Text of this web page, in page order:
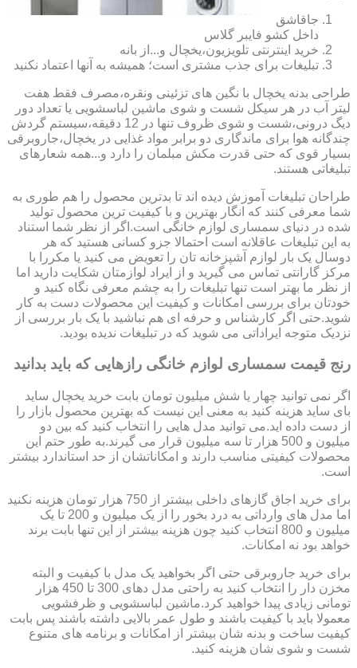
جاقاشق
داخل کشو فایبر گلاس
خرید اینترنتی تلویزیون،یخچال و...از بانه
تبلیغات برای جذب مشتری است؛ همیشه به آنها اعتماد نکنید
طراحی بدنه یخچال با نگین های تزئینی ونقره،مصرف فقط هفت
لیتر آب در هر سیکل شست و شوی ماشین لباسشویی یا تعداد دور
دیگ درونی،شست و شوی ظروف تنها در 12 دقیقه،سیستم گردش
چندگانه هوا برای ماندگاری دو برابر مواد غذایی در یخچال،جاروبرقی
بسیار قوی که حتی قدرت مکش مبلمان را دارد و...همه شعارهای
تبلیغاتی هستند.
طراحان تبلیغات آموزش دیده اند تا بدترین محصول را هم طوری به
شما معرفی کنند که انگار بهترین و با کیفیت ترین محصول تولید
شده در دنیای سمساری لوازم خانگی است.اگر از نظر شما استناد
به این تبلیغات عاقلانه است احتمالا جزو کسانی هستید که هر
دوسال یک بار لوازم آشپزخانه تان را تعویض می کنید یا مکررا با
مرکز گارانتی تماس می گیرید و از ایراد لوازمتان شکایت دارید اما
از نظر ما بهتر است تنها تبلیغات را به چشم معرفی نگاه کنید و
خودتان برای بررسی امکانات و کیفیت این محصولات دست به کار
شوید.حتی اگر کارشناس و حرفه ای هم نباشید با یک بار بررسی از
نزدیک متوجه ایراداتی می شوید که در تبلیغات ندیده بودید.
رنج قیمت سمساری لوازم خانگی رازهایی که باید بدانید
اگر نمی توانید چهار یا شش میلیون تومان بابت خرید یخچال ساید
بای ساید هزینه کنید به معنی این نیست که بهترین محصول بازار را
از دست داده اید.می توانید مدل هایی را انتخاب کنید که بین دو
میلیون و 500 هزار تا سه میلیون قرار می گیرند.به طور حتم این
محصولات کیفیتی مناسب دارند و امکاناتشان از حد استاندارد بیشتر
است.
برای خرید اجاق گازهای داخلی بیشتر از 750 هزار تومان هزینه نکنید
اما مدل های وارداتی به درد بخور را از یک میلیون و 200 تا یک
میلیون و 800 انتخاب کنید چون هزینه بیشتر از این تنها بابت برند
خواهد بود نه امکانات.
برای خرید جاروبرقی حتی اگر بخواهید یک مدل با کیفیت و البته
مخزن دار را انتخاب کنید به راحتی مدل دهای 300 تا 450 هزار
تومانی زیادی پیدا خواهید کرد.ماشین لباسشویی و ظرفشویی
معمولا باید با کیفیت باشند و طول عمر بالایی داشته باشند پس بابت
کیفیت ساخت و بدنه شان بیشتر از امکانات و برنامه های متنوع
شست و شوی شان هزینه کنید.